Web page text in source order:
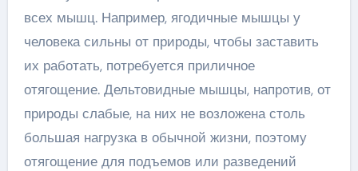
всех мышц. Например, ягодичные мышцы у
человека сильны от природы, чтобы заставить
их работать, потребуется приличное
отягощение. Дельтовидные мышцы, напротив, от
природы слабые, на них не возложена столь
большая нагрузка в обычной жизни, поэтому
отягощение для подъемов или разведений